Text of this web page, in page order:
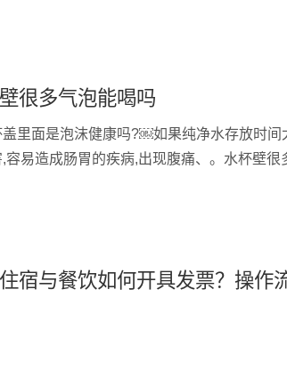
很多气泡能喝吗
里面是泡沫健康吗?￼如果纯净水存放时
,容易造成肠胃的疾病,出现腹痛、。水杯壁
宿与餐饮如何开具发票？操作